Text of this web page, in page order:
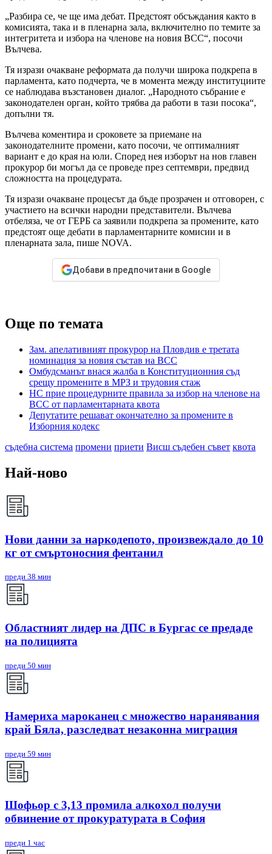
„Разбира се, че ще има дебат. Предстоят обсъждания както в
комисията, така и в пленарна зала, включително по темите за
интегритета и избора на членове на новия ВСС“, посочи
Вълчева.
Тя изрази очакване реформата да получи широка подкрепа в
парламента, като подчерта, че в момента между институциите
се наблюдава възстановен диалог. „Народното събрание е
законодателен орган, който трябва да работи в тази посока“,
допълни тя.
Вълчева коментира и сроковете за приемане на
законодателните промени, като посочи, че оптималният
вариант е до края на юли. Според нея изборът на нов главен
прокурор би могъл да се проведе през септември, предвид
сложността на процедурата.
Тя изрази очакване процесът да бъде прозрачен и отговорен, с
участието на всички народни представители. Вълчева
отбеляза, че от ГЕРБ са заявили подкрепа за промените, като
предстоят още дебати в парламентарните комисии и в
пленарната зала, пише NOVA.
Добави в предпочитани в Google
Още по темата
Зам. апелативният прокурор на Пловдив е третата
номинация за новия състав на ВСС
Омбудсманът внася жалба в Конституционния съд
срещу промените в МРЗ и трудовия стаж
НС прие процедурните правила за избор на членове на
ВСС от парламентарната квота
Депутатите решават окончателно за промените в
Изборния кодекс
съдебна система промени приети Висш съдебен съвет квота
Най-ново
Нови данни за наркодепото, произвеждало до 10
кг от смъртоносния фентанил
преди 38 мин
Областният лидер на ДПС в Бургас се предаде
на полицията
преди 50 мин
Намериха мароканец с множество наранявания
край Бяла, разследват незаконна миграция
преди 59 мин
Шофьор с 3,13 промила алкохол получи
обвинение от прокуратурата в София
преди 1 час